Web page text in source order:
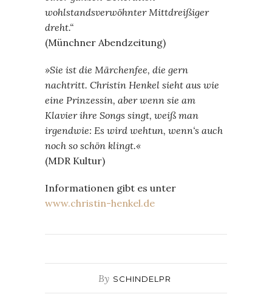
wohlstandsverwöhnter Mittdreißiger
dreht.“
(Münchner Abendzeitung)
»Sie ist die Märchenfee, die gern
nachtritt. Christin Henkel sieht aus wie
eine Prinzessin, aber wenn sie am
Klavier ihre Songs singt, weiß man
irgendwie: Es wird wehtun, wenn‘s auch
noch so schön klingt.«
(MDR Kultur)
Informationen gibt es unter
www.christin-henkel.de
By SCHINDELPR